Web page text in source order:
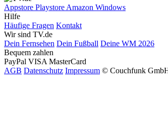
Appstore Playstore Amazon Windows
Hilfe
Häufige Fragen Kontakt
Wir sind TV.de
Dein Fernsehen Dein Fußball Deine WM 2026
Bequem zahlen
PayPal VISA MasterCard
AGB Datenschutz Impressum © Couchfunk